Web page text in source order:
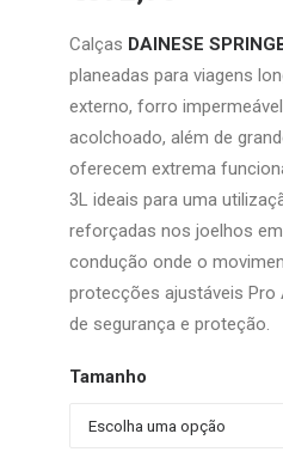
Calças DAINESE
planeadas para viagens
externo, forro
acolchoado, além de
oferecem extrema
3L ideais para uma
reforçadas nos joelhos
condução onde o
protecções ajustáveis ​​Pro
de segurança e proteção.
Tamanho